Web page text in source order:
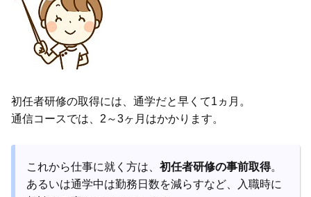
初任者研修の取得には、通学だと早くて1ヵ月。
通信コースでは、2～3ヶ月はかかります。
これから仕事に就く方は、 初任者研修の事前取得。
あるいは通学中は勤務日数を減らすなど、入職時に